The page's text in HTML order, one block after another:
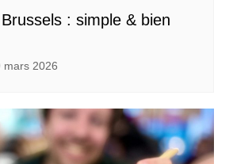
: simple & bien
mars 2026